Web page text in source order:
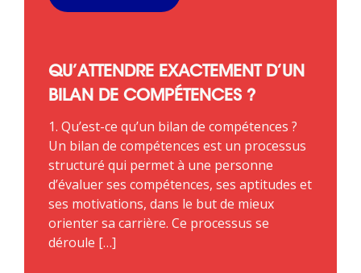
QU’ATTENDRE EXACTEMENT D’UN
BILAN DE COMPÉTENCES ?
1. Qu’est-ce qu’un bilan de compétences ?
Un bilan de compétences est un processus
structuré qui permet à une personne
d’évaluer ses compétences, ses aptitudes et
ses motivations, dans le but de mieux
orienter sa carrière. Ce processus se
déroule […]